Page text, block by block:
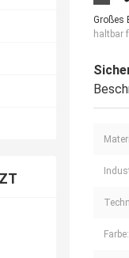
Großes
haltbar
Farbe: